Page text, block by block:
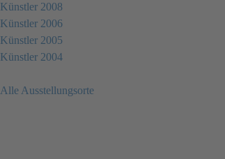
Künstler 2008
Künstler 2006
Künstler 2005
Künstler 2004
Alle Ausstellungsorte